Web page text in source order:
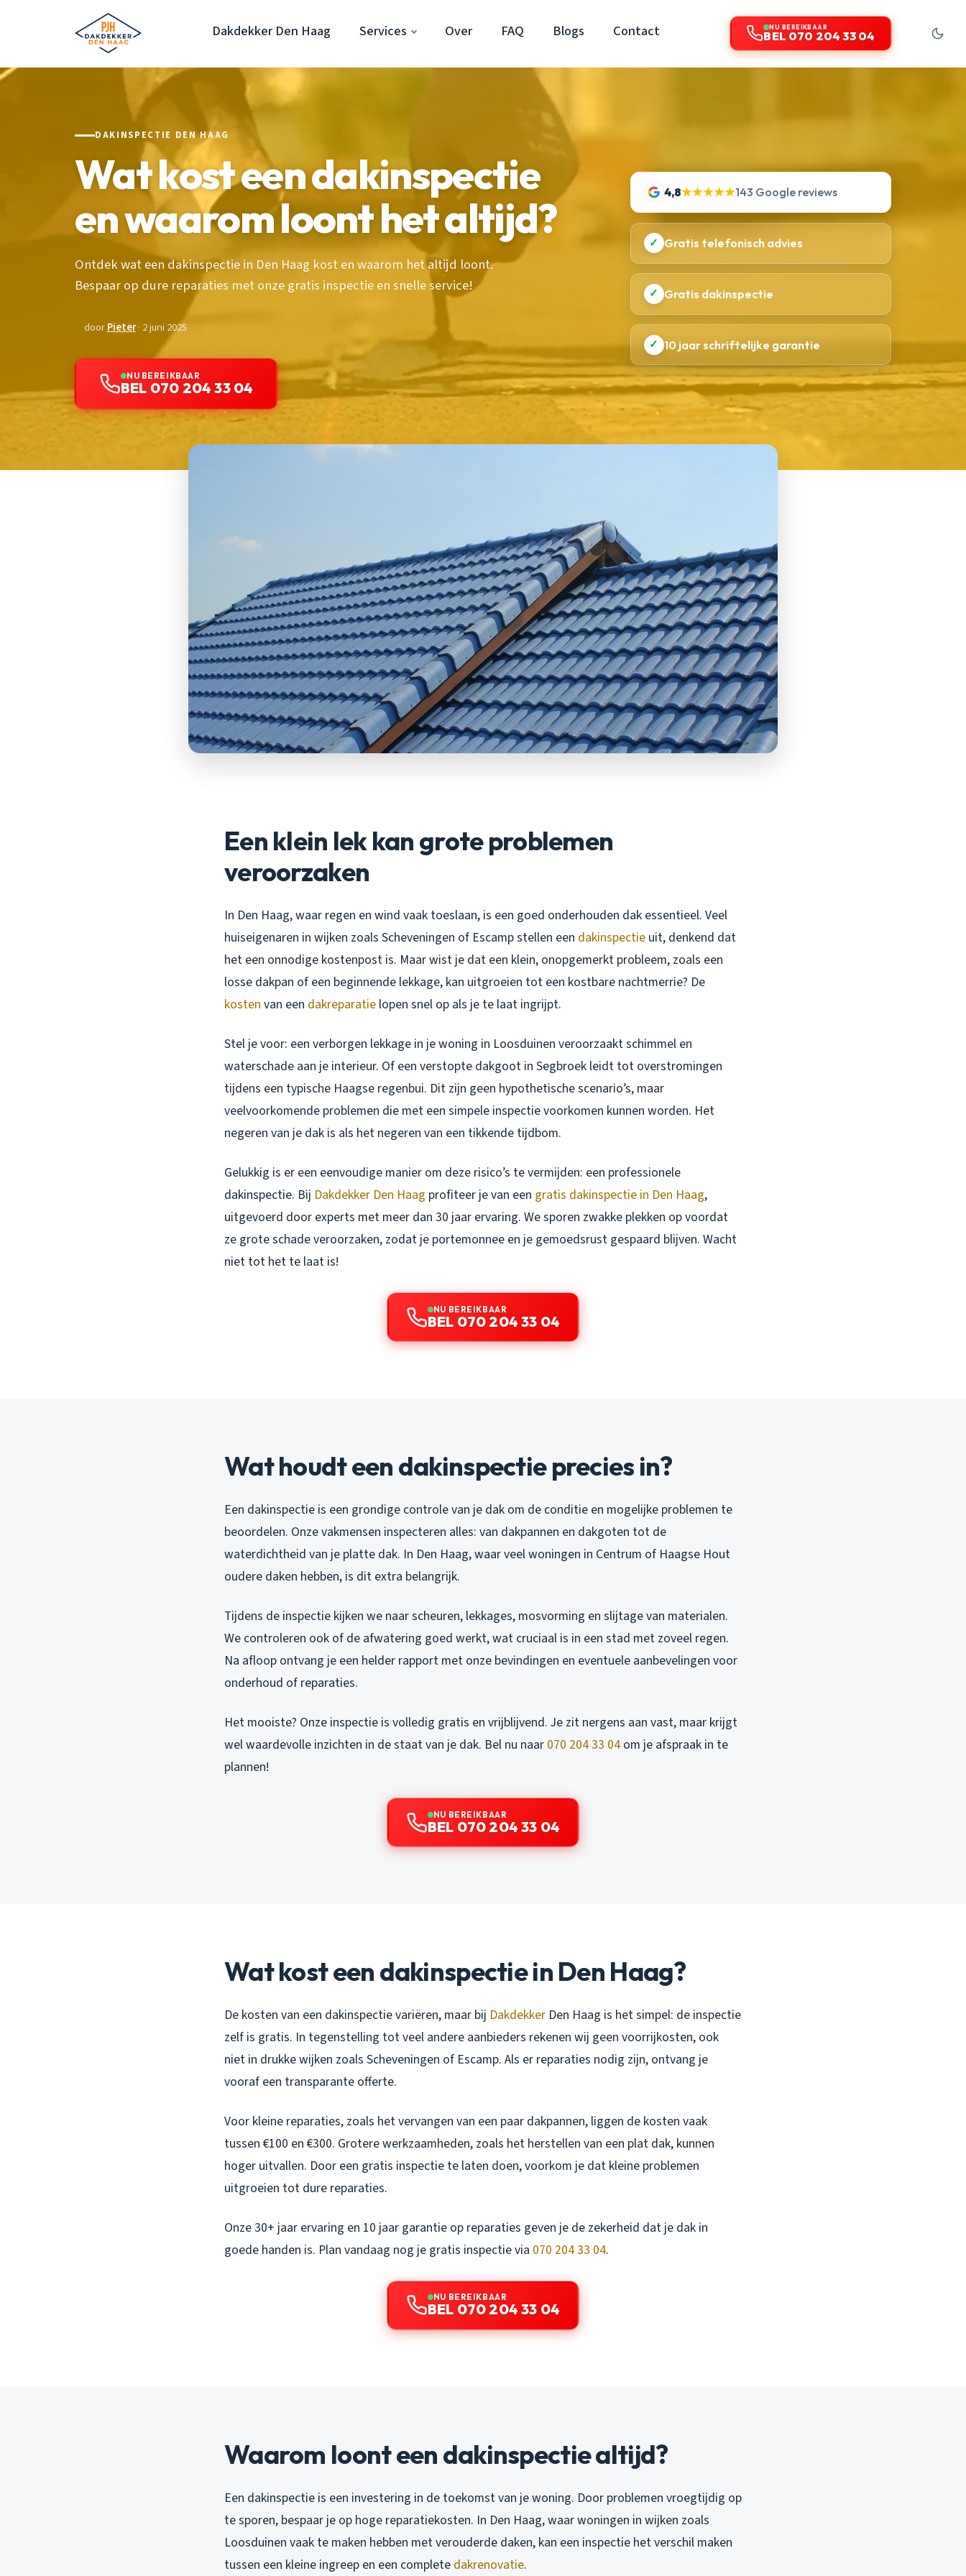
Dakdekker Den Haag Services Over FAQ Blogs Contact NU BEREIKBAAR
BEL 070 204 33 04
DAKINSPECTIE DEN HAAG
Wat kost een dakinspectie
en waarom loont het altijd?
Ontdek wat een dakinspectie in Den Haag kost en waarom het altijd loont.
Bespaar op dure reparaties met onze gratis inspectie en snelle service!
doorPieter· 2 juni 2025
NU BEREIKBAAR
BEL 070 204 33 04
4,8★★★★★143 Google reviews
✓ Gratis telefonisch advies
✓ Gratis dakinspectie
✓ 10 jaar schriftelijke garantie
Een klein lek kan grote problemen
veroorzaken
In Den Haag, waar regen en wind vaak toeslaan, is een goed onderhouden dak essentieel. Veel
huiseigenaren in wijken zoals Scheveningen of Escamp stellen een dakinspectie uit, denkend dat
het een onnodige kostenpost is. Maar wist je dat een klein, onopgemerkt probleem, zoals een
losse dakpan of een beginnende lekkage, kan uitgroeien tot een kostbare nachtmerrie? De
kosten van een dakreparatie lopen snel op als je te laat ingrijpt.
Stel je voor: een verborgen lekkage in je woning in Loosduinen veroorzaakt schimmel en
waterschade aan je interieur. Of een verstopte dakgoot in Segbroek leidt tot overstromingen
tijdens een typische Haagse regenbui. Dit zijn geen hypothetische scenario’s, maar
veelvoorkomende problemen die met een simpele inspectie voorkomen kunnen worden. Het
negeren van je dak is als het negeren van een tikkende tijdbom.
Gelukkig is er een eenvoudige manier om deze risico’s te vermijden: een professionele
dakinspectie. Bij Dakdekker Den Haag profiteer je van een gratis dakinspectie in Den Haag,
uitgevoerd door experts met meer dan 30 jaar ervaring. We sporen zwakke plekken op voordat
ze grote schade veroorzaken, zodat je portemonnee en je gemoedsrust gespaard blijven. Wacht
niet tot het te laat is!
NU BEREIKBAAR
BEL 070 204 33 04
Wat houdt een dakinspectie precies in?
Een dakinspectie is een grondige controle van je dak om de conditie en mogelijke problemen te
beoordelen. Onze vakmensen inspecteren alles: van dakpannen en dakgoten tot de
waterdichtheid van je platte dak. In Den Haag, waar veel woningen in Centrum of Haagse Hout
oudere daken hebben, is dit extra belangrijk.
Tijdens de inspectie kijken we naar scheuren, lekkages, mosvorming en slijtage van materialen.
We controleren ook of de afwatering goed werkt, wat cruciaal is in een stad met zoveel regen.
Na afloop ontvang je een helder rapport met onze bevindingen en eventuele aanbevelingen voor
onderhoud of reparaties.
Het mooiste? Onze inspectie is volledig gratis en vrijblijvend. Je zit nergens aan vast, maar krijgt
wel waardevolle inzichten in de staat van je dak. Bel nu naar 070 204 33 04 om je afspraak in te
plannen!
NU BEREIKBAAR
BEL 070 204 33 04
Wat kost een dakinspectie in Den Haag?
De kosten van een dakinspectie variëren, maar bij Dakdekker Den Haag is het simpel: de inspectie
zelf is gratis. In tegenstelling tot veel andere aanbieders rekenen wij geen voorrijkosten, ook
niet in drukke wijken zoals Scheveningen of Escamp. Als er reparaties nodig zijn, ontvang je
vooraf een transparante offerte.
Voor kleine reparaties, zoals het vervangen van een paar dakpannen, liggen de kosten vaak
tussen €100 en €300. Grotere werkzaamheden, zoals het herstellen van een plat dak, kunnen
hoger uitvallen. Door een gratis inspectie te laten doen, voorkom je dat kleine problemen
uitgroeien tot dure reparaties.
Onze 30+ jaar ervaring en 10 jaar garantie op reparaties geven je de zekerheid dat je dak in
goede handen is. Plan vandaag nog je gratis inspectie via 070 204 33 04.
NU BEREIKBAAR
BEL 070 204 33 04
Waarom loont een dakinspectie altijd?
Een dakinspectie is een investering in de toekomst van je woning. Door problemen vroegtijdig op
te sporen, bespaar je op hoge reparatiekosten. In Den Haag, waar woningen in wijken zoals
Loosduinen vaak te maken hebben met verouderde daken, kan een inspectie het verschil maken
tussen een kleine ingreep en een complete dakrenovatie.